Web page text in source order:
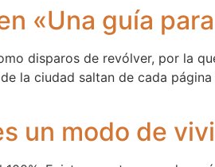
«Una guía
disparos de revólver, por la
la ciudad saltan de cada
un modo de